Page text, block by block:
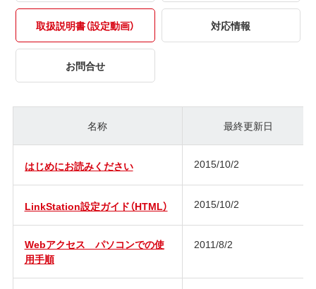
取扱説明書（設定動画） 対応情報
お問合せ
名称 最終更新日
はじめにお読みください 2015/10/2
LinkStation設定ガイド（HTML） 2015/10/2
Webアクセス パソコンでの使
用手順
2011/8/2